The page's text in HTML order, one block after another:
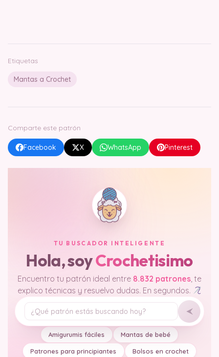
Etiquetas
Mantas a Crochet
Comparte este patrón
Facebook X WhatsApp Pinterest
TU BUSCADOR INTELIGENTE
Hola, soyCrochetisimo
Encuentro tu patrón ideal entre 8.832 patrones, te
explico técnicas y resuelvo dudas. En segundos.
Tu pregunta
Amigurumis fáciles Mantas de bebé
Patrones para principiantes Bolsos en crochet